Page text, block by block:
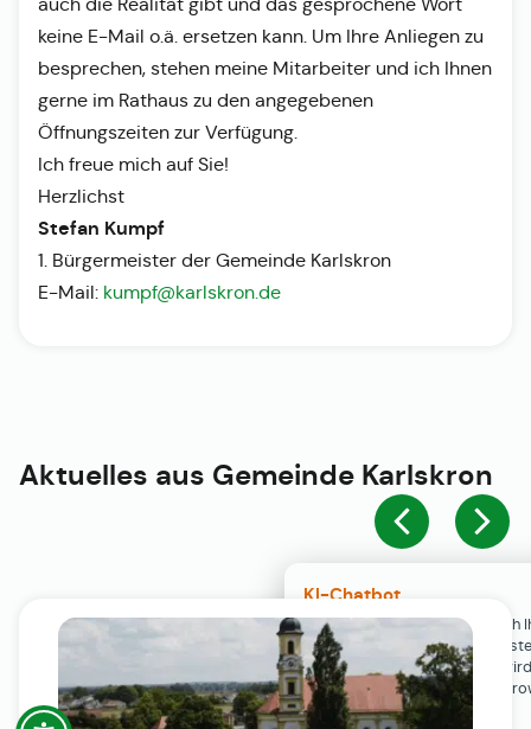
KI-Chatbot
Der KI-Chatbot steht erst nach
Einwilligung in den Cookie-
Verfügung. Der Chat-Verlauf
ausschließlich lokal in Ihrem
gespeichert.
keine E-Mail o.ä. ersetzen kann. Um Ihre Anliegen zu
besprechen, stehen meine Mitarbeiter und ich Ihnen
gerne im Rathaus zu den angegebenen
Öffnungszeiten zur Verfügung.
Ich freue mich auf Sie!
Herzlichst
Stefan Kumpf
1. Bürgermeister der Gemeinde Karlskron
E-Mail: kumpf@karlskron.de
Aktuelles aus Gemeinde Karlskron